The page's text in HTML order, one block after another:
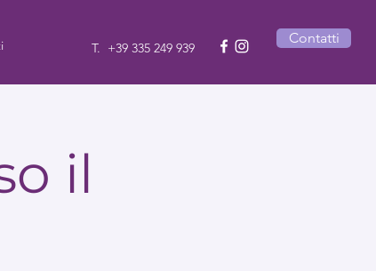
T. +39 335 249 939
Contatti
il